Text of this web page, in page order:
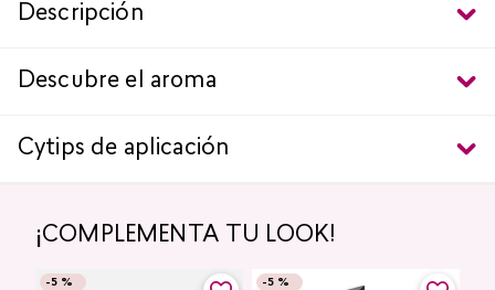
Descripción
Descubre el aroma
Cytips de aplicación
¡COMPLEMENTA TU LOOK!
-5 %
-5 %